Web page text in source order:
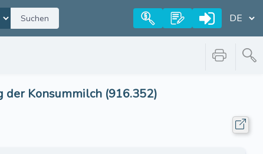
Suchen
der Konsummilch (916.352)